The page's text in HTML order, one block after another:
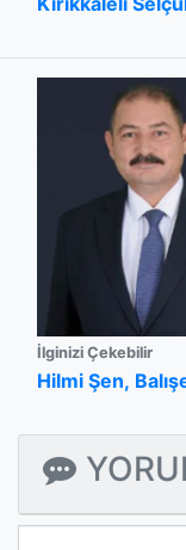
İlginizi Çekebilir
Hilmi Şen,